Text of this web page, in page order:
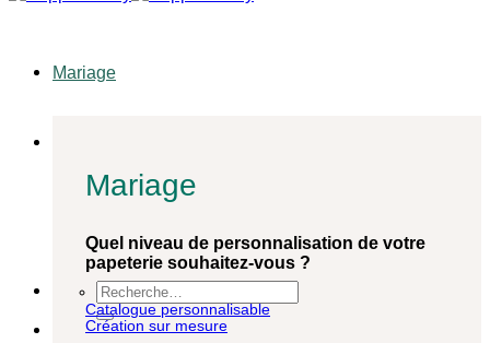
Recherche
pour :
Mariage
Mariage
Quel niveau de personnalisation de votre
papeterie souhaitez-vous ?
Catalogue personnalisable
Création sur mesure